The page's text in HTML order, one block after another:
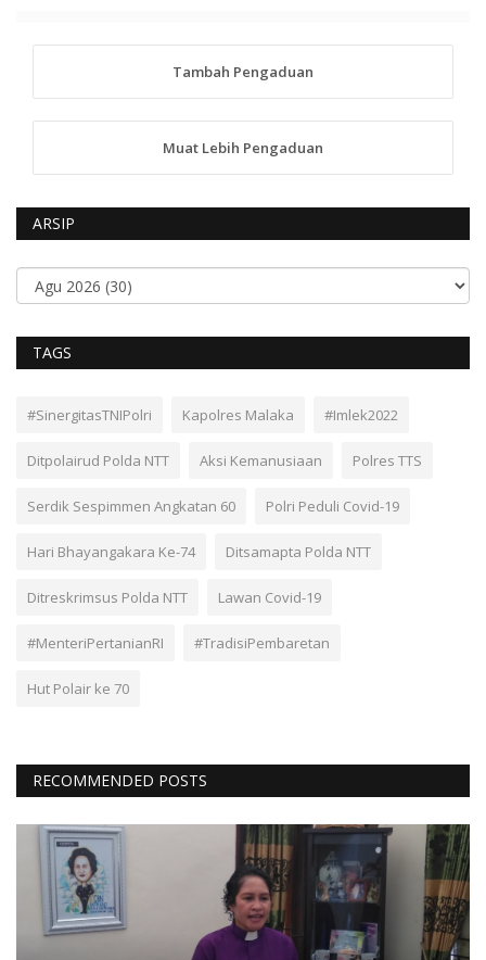
Tambah Pengaduan
Muat Lebih Pengaduan
ARSIP
TAGS
#SinergitasTNIPolri Kapolres Malaka #Imlek2022
Ditpolairud Polda NTT Aksi Kemanusiaan Polres TTS
Serdik Sespimmen Angkatan 60 Polri Peduli Covid-19
Hari Bhayangakara Ke-74 Ditsamapta Polda NTT
Ditreskrimsus Polda NTT Lawan Covid-19
#MenteriPertanianRI #TradisiPembaretan
Hut Polair ke 70
RECOMMENDED POSTS